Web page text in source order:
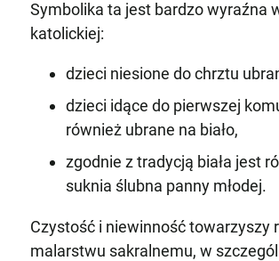
Symbolika ta jest bardzo wyraźna
katolickiej:
dzieci niesione do chrztu
dzieci idące do pierwszej
również ubrane na biało,
zgodnie z tradycją biała jest
suknia ślubna panny młodej.
Czystość i niewinność towarzyszy
malarstwu sakralnemu, w